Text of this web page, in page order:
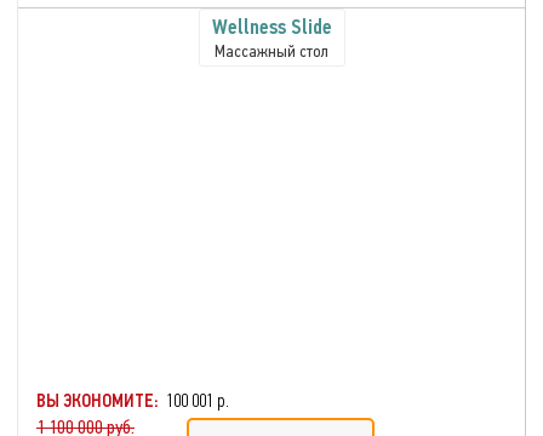
Wellness Slide
Массажный стол
ВЫ ЭКОНОМИТЕ: 100 001 р.
1 100 000 руб.